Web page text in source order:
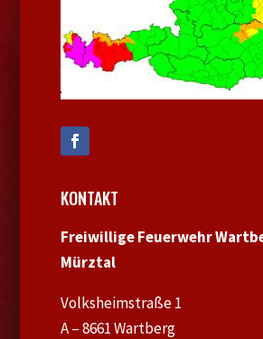
KONTAKT
Freiwillige Feuerwehr
Mürztal
Volksheimstraße 1
A – 8661 Wartberg